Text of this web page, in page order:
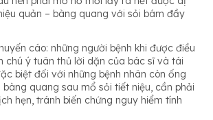
quản – bàng quang với sỏi bám đầy
cáo: những người bệnh khi được điều
chú ý tuân thủ lời dặn của bác sĩ và tái
biệt đối với những bệnh nhân còn ống
quang sau mổ sỏi tiết niệu, cần phải
hẹn, tránh biến chứng nguy hiểm tính